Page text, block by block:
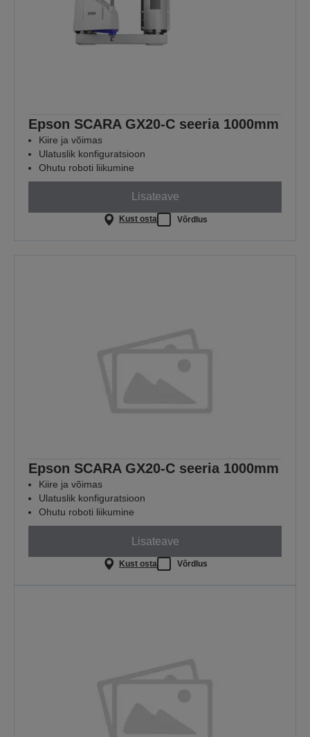
Epson SCARA GX20-C seeria 1000mm
Kiire ja võimas
Ulatuslik konfiguratsioon
Ohutu roboti liikumine
Lisateave
Kust osta Võrdlus
Epson SCARA GX20-C seeria 1000mm
Kiire ja võimas
Ulatuslik konfiguratsioon
Ohutu roboti liikumine
Lisateave
Kust osta Võrdlus